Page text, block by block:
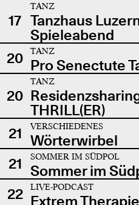
17
TANZ
Tanzhaus
Spieleabend
20
TANZ
Pro Senectute
20
TANZ
THRILL(ER)
21
VERSCHIEDENES
Wörterwirbel
21
SOMMER IM SÜDPOL
Sommer im
22
LIVE-PODCAST
Extrem Therapie